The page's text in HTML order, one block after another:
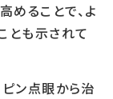
めることで、よ
とも示されて
ン点眼から治